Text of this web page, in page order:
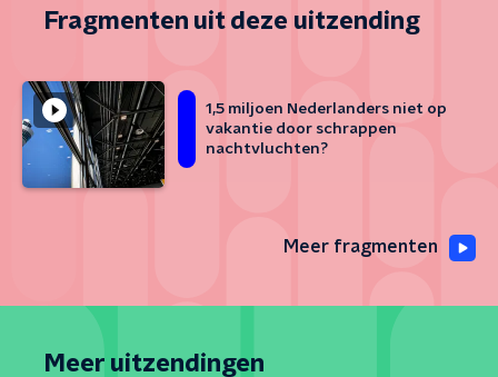
Fragmenten uit deze uitzending
1,5 miljoen Nederlanders niet op
vakantie door schrappen
nachtvluchten?
Meer fragmenten
Meer uitzendingen